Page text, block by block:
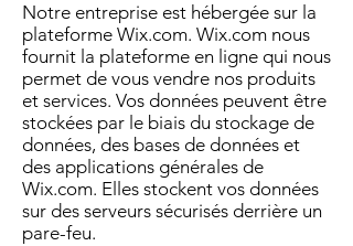
Notre entreprise est hébergée sur la
plateforme Wix.com. Wix.com nous
fournit la plateforme en ligne qui nous
permet de vous vendre nos produits
et services. Vos données peuvent être
stockées par le biais du stockage de
données, des bases de données et
des applications générales de
Wix.com. Elles stockent vos données
sur des serveurs sécurisés derrière un
pare-feu.